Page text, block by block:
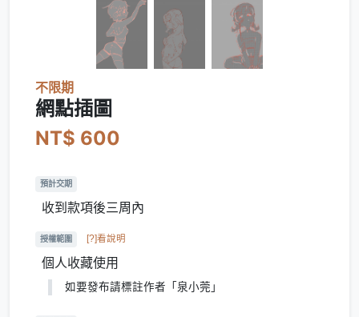
不限期
網點插圖
NT$ 600
預計交期
收到款項後三周內
授權範圍 [?]看說明
個人收藏使用
如要發布請標註作者「泉小莞」